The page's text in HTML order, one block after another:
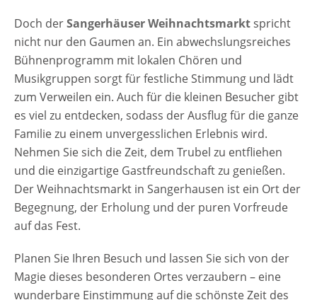
Doch derSangerhäuser Weihnachtsmarktspricht
nicht nur den Gaumen an. Ein abwechslungsreiches
Bühnenprogramm mit lokalen Chören und
Musikgruppen sorgt für festliche Stimmung und lädt
zum Verweilen ein. Auch für die kleinen Besucher gibt
es viel zu entdecken, sodass der Ausflug für die ganze
Familie zu einem unvergesslichen Erlebnis wird.
Nehmen Sie sich die Zeit, dem Trubel zu entfliehen
und die einzigartige Gastfreundschaft zu genießen.
Der Weihnachtsmarkt in Sangerhausen ist ein Ort der
Begegnung, der Erholung und der puren Vorfreude
auf das Fest.
Planen Sie Ihren Besuch und lassen Sie sich von der
Magie dieses besonderen Ortes verzaubern – eine
wunderbare Einstimmung auf die schönste Zeit des